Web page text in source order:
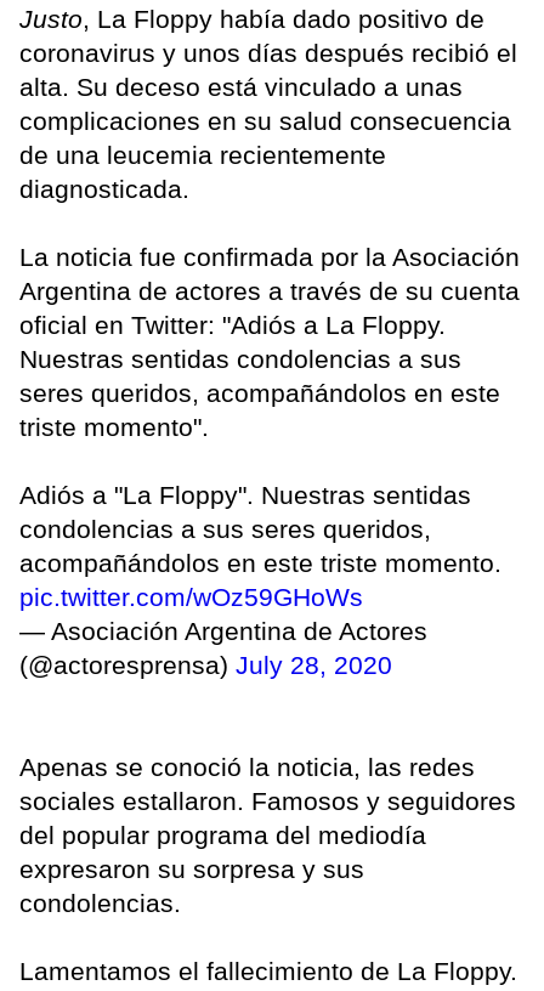
Justo, La Floppy había dado positivo de
coronavirus y unos días después recibió el
alta. Su deceso está vinculado a unas
complicaciones en su salud consecuencia
de una leucemia recientemente
diagnosticada.
La noticia fue confirmada por la Asociación
Argentina de actores a través de su cuenta
oficial en Twitter: "Adiós a La Floppy.
Nuestras sentidas condolencias a sus
seres queridos, acompañándolos en este
triste momento".
Adiós a "La Floppy". Nuestras sentidas
condolencias a sus seres queridos,
acompañándolos en este triste momento.
pic.twitter.com/wOz59GHoWs
— Asociación Argentina de Actores
(@actoresprensa) July 28, 2020
Apenas se conoció la noticia, las redes
sociales estallaron. Famosos y seguidores
del popular programa del mediodía
expresaron su sorpresa y sus
condolencias.
Lamentamos el fallecimiento de La Floppy.